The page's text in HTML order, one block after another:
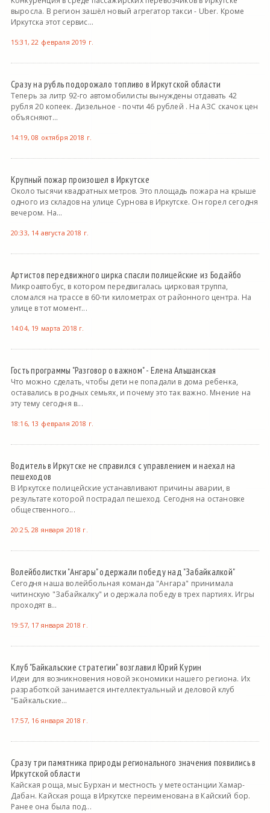
выросла. В регион зашёл новый агрегатор такси - Uber. Кроме
Иркутска этот сервис...
15:31, 22 февраля 2019 г.
Сразу на рубль подорожало топливо в Иркутской области
Теперь за литр 92-го автомобилисты вынуждены отдавать 42
рубля 20 копеек. Дизельное - почти 46 рублей . На АЗС скачок цен
объясняют...
14:19, 08 октября 2018 г.
Крупный пожар произошел в Иркутске
Около тысячи квадратных метров. Это площадь пожара на крыше
одного из складов на улице Сурнова в Иркутске. Он горел сегодня
вечером. На...
20:33, 14 августа 2018 г.
Артистов передвижного цирка спасли полицейские из Бодайбо
Микроавтобус, в котором передвигалась цирковая труппа,
сломался на трассе в 60-ти километрах от районного центра. На
улице в тот момент...
14:04, 19 марта 2018 г.
Гость программы "Разговор о важном" - Елена Альшанская
Что можно сделать, чтобы дети не попадали в дома ребенка,
оставались в родных семьях, и почему это так важно. Мнение на
эту тему сегодня в...
18:16, 13 февраля 2018 г.
Водитель в Иркутске не справился с управлением и наехал на
пешеходов
В Иркутске полицейские устанавливают причины аварии, в
результате которой пострадал пешеход. Сегодня на остановке
общественного...
20:25, 28 января 2018 г.
Волейболистки "Ангары" одержали победу над "Забайкалкой"
Сегодня наша волейбольная команда "Ангара" принимала
читинскую "Забайкалку" и одержала победу в трех партиях. Игры
проходят в...
19:57, 17 января 2018 г.
Клуб "Байкальские стратегии" возглавил Юрий Курин
Идеи для возникновения новой экономики нашего региона. Их
разработкой занимается интеллектуальный и деловой клуб
"Байкальские...
17:57, 16 января 2018 г.
Сразу три памятника природы регионального значения появились в
Иркутской области
Кайская роща, мыс Бурхан и местность у метеостанции Хамар-
Дабан. Кайская роща в Иркутске переименована в Кайский бор.
Ранее она была под...